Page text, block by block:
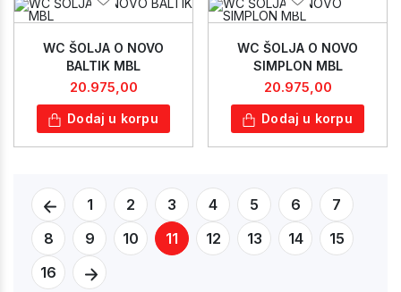
WC ŠOLJA O NOVO
BALTIK MBL
20.975,00
Dodaj u korpu
WC ŠOLJA O NOVO
SIMPLON MBL
20.975,00
Dodaj u korpu
1 2 3 4 5 6
7
8
9 10 11 12 13 14
15
16